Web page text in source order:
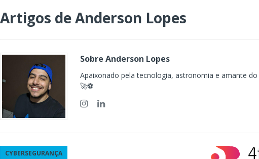
Voice Agents no Microsoft Foundry: como desenhar experiências de voz em tempo
Workflow no Microsoft Foundry: quando rotear intenção é melhor do
INTELIGÊNCIA ARTIFICIAL
Coding com Lovable e Azure: como criar rápido sem abandonar arquitetura
Artigos deAnderson Lopes
Sobre Anderson Lopes
Apaixonado pela tecnologia, astronomia e amante
🚀⚽
CYBERSEGURANÇA